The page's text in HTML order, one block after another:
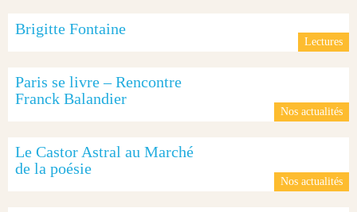
Lectures
Brigitte Fontaine
Nos actualités
Paris se livre – Rencontre
Franck Balandier
Nos actualités
Le Castor Astral au Marché
de la poésie